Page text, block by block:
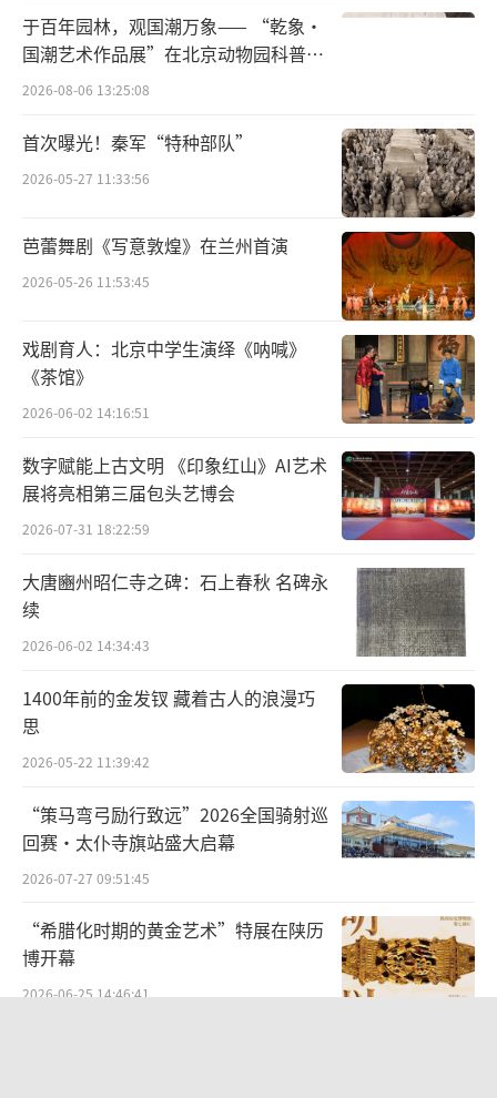
于百年园林，观国潮万象—— “乾象·
国潮艺术作品展”在北京动物园科普馆
机动展厅开展
2026-08-06 13:25:08
首次曝光！秦军“特种部队”
2026-05-27 11:33:56
芭蕾舞剧《写意敦煌》在兰州首演
2026-05-26 11:53:45
戏剧育人：北京中学生演绎《呐喊》
《茶馆》
2026-06-02 14:16:51
数字赋能上古文明 《印象红山》AI艺术
展将亮相第三届包头艺博会
2026-07-31 18:22:59
大唐豳州昭仁寺之碑：石上春秋 名碑永
续
2026-06-02 14:34:43
1400年前的金发钗 藏着古人的浪漫巧
思
2026-05-22 11:39:42
“策马弯弓励行致远”2026全国骑射巡
回赛·太仆寺旗站盛大启幕
2026-07-27 09:51:45
“希腊化时期的黄金艺术”特展在陕历
博开幕
2026-06-25 14:46:41